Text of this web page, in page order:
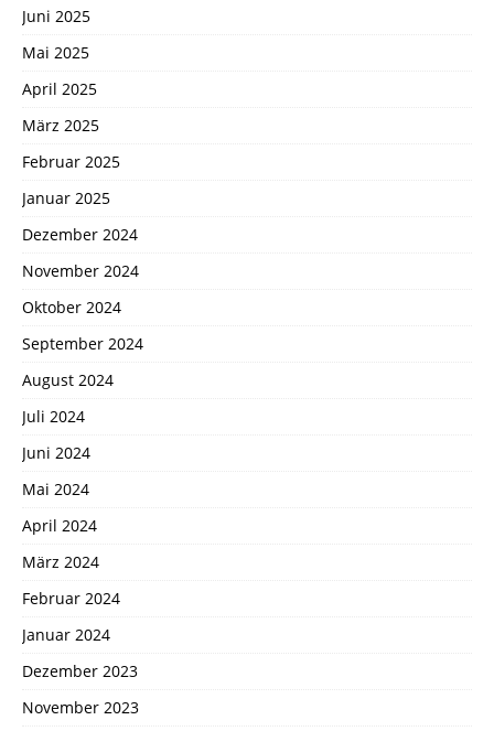
Juni 2025
Mai 2025
April 2025
März 2025
Februar 2025
Januar 2025
Dezember 2024
November 2024
Oktober 2024
September 2024
August 2024
Juli 2024
Juni 2024
Mai 2024
April 2024
März 2024
Februar 2024
Januar 2024
Dezember 2023
November 2023